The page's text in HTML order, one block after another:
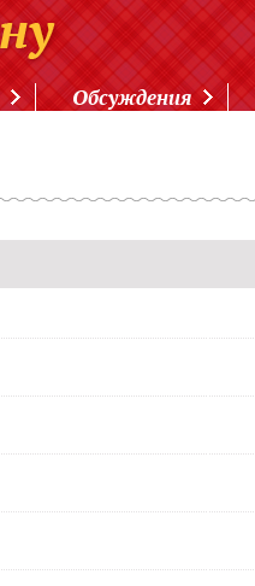
Обсуждения